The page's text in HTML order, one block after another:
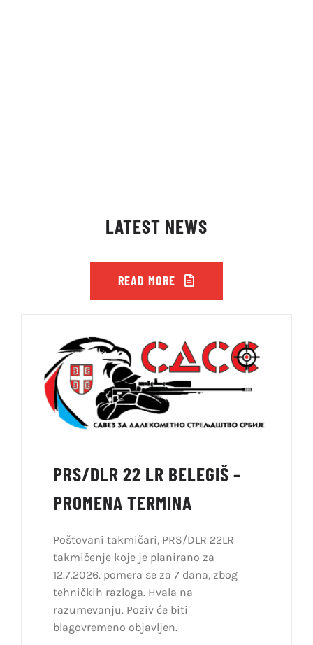
LATEST NEWS
READ MORE
PRS/DLR 22 LR BELEGIŠ –
PROMENA TERMINA
Poštovani takmičari, PRS/DLR 22LR
takmičenje koje je planirano za
12.7.2026. pomera se za 7 dana, zbog
tehničkih razloga. Hvala na
razumevanju. Poziv će biti
blagovremeno objavljen.